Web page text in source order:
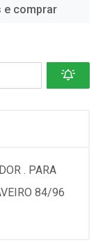
e comprar
. PARA
84/96